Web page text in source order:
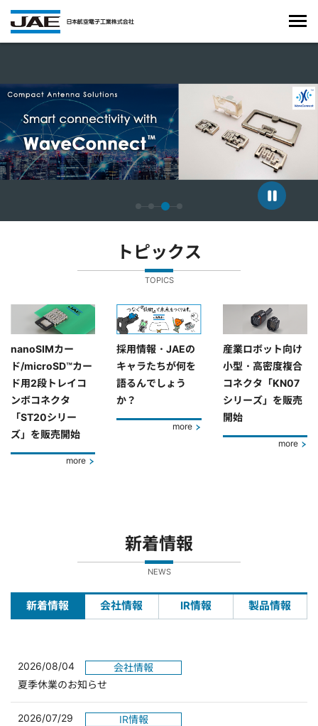
トピックス
TOPICS
nanoSIMカー
ド/microSD™カー
ド用2段トレイコ
ンボコネクタ
「ST20シリー
ズ」を販売開始
more
採用情報・JAEの
キャラたちが何を
語るんでしょう
か？
more
産業ロボット向け
小型・高密度複合
コネクタ「KN07
シリーズ」を販売
開始
more
新着情報
NEWS
新着情報 会社情報 IR情報 製品情報
2026/08/04
会社情報
夏季休業のお知らせ
2026/07/29
IR情報